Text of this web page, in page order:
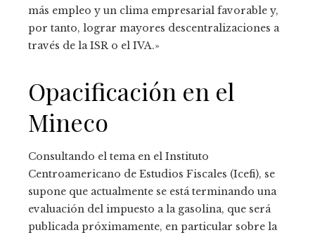
más empleo y un clima empresarial favorable y,
por tanto, lograr mayores descentralizaciones a
través de la ISR o el IVA.»
Opacificación en el
Mineco
Consultando el tema en el Instituto
Centroamericano de Estudios Fiscales (Icefi), se
supone que actualmente se está terminando una
evaluación del impuesto a la gasolina, que será
publicada próximamente, en particular sobre la